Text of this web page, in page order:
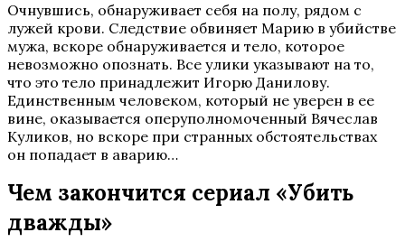
Очнувшись, обнаруживает себя на полу, рядом с
лужей крови. Следствие обвиняет Марию в убийстве
мужа, вскоре обнаруживается и тело, которое
невозможно опознать. Все улики указывают на то,
что это тело принадлежит Игорю Данилову.
Единственным человеком, который не уверен в ее
вине, оказывается оперуполномоченный Вячеслав
Куликов, но вскоре при странных обстоятельствах
он попадает в аварию…
Чем закончится сериал «Убить
дважды»